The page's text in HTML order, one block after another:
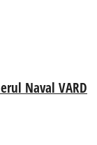
Naval VARD